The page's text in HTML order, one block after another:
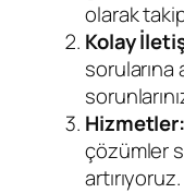
olarak
Kolay
sorularına
Hizmetler:
çözümler
artırıyoruz.